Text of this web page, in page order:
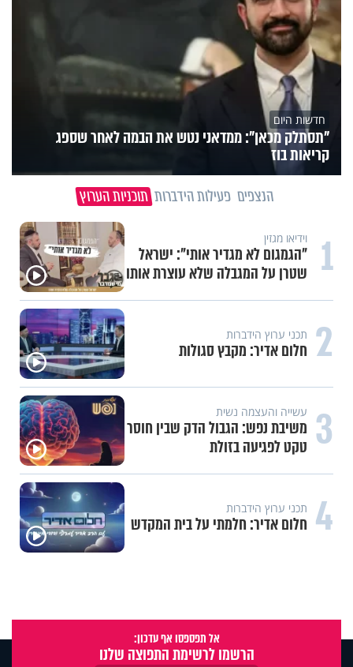
חדשות היום
"תסתלק מכאן": ממדאני נטש את הבמה לאחר שספג
קריאות בוז
הנצפים פעילות הידברות תוכניות הערוץ
1 וידיאו מגזין
"הגמגום לא מגדיר אותי": ישראל
שטרן על המגבלה שלא עוצרת אותו
2 תכני ערוץ הידברות
חלום אדיר: מקבץ סגולות
3 עשייה והעצמה נשית
משיבת נפש: הגבול הדק שבין חוסר
טקט לפגיעה בזולת
4 תכני ערוץ הידברות
חלום אדיר: חלמתי על בית המקדש
אל תפספסו אף עדכון:
הרשמו לרשימת התפוצה שלנו